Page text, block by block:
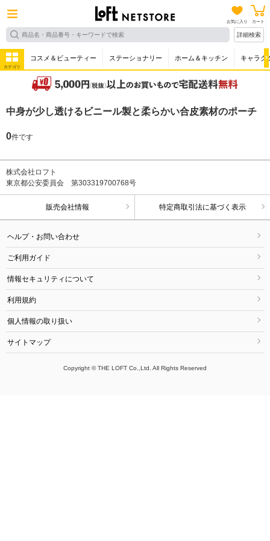
お気に入り カート
詳細検索
カテゴリ
コスメ＆ビューティー ステーショナリー ホーム＆キッチン キャラク
中身が少し透けるビニール製と柔らかい合皮素材のポーチ
0件です
株式会社ロフト
東京都公安委員会 第303319700768号
販売会社情報 特定商取引法に基づく表示
ヘルプ・お問い合わせ
ご利用ガイド
情報セキュリティについて
利用規約
個人情報の取り扱い
サイトマップ
Copyright © THE LOFT Co.,Ltd. All Rights Reserved